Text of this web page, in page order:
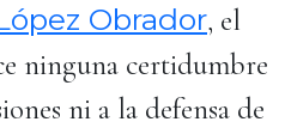
Obrador, el
ninguna certidumbre
ni a la defensa de